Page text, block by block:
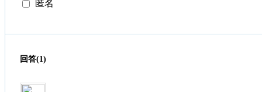
匿名
回答(1)